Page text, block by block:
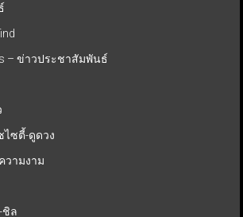
– ข่าวประชาสัมพันธ์
ซตี้-ดูดวง
วามงาม
ชิล